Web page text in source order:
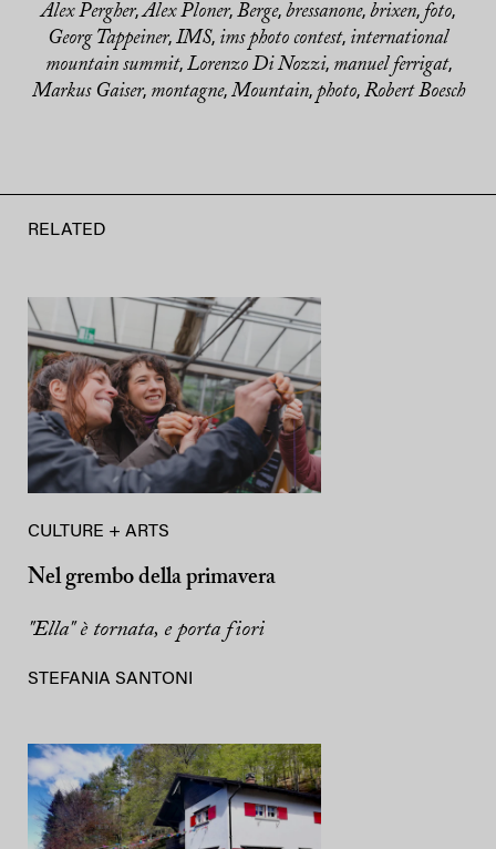
Alex Pergher,Alex Ploner, Berge, bressanone, brixen, foto,
Georg Tappeiner, IMS, ims photo contest, international
mountain summit, Lorenzo Di Nozzi, manuel ferrigat,
Markus Gaiser, montagne, Mountain, photo, Robert Boesch
RELATED
CULTURE + ARTS
Nel grembo della primavera
"Ella" è tornata, e porta fiori
STEFANIA SANTONI